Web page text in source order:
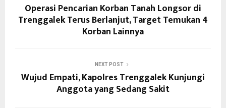
Operasi Pencarian Korban Tanah Longsor di
Trenggalek Terus Berlanjut, Target Temukan 4
Korban Lainnya
NEXT POST
Wujud Empati, Kapolres Trenggalek Kunjungi
Anggota yang Sedang Sakit